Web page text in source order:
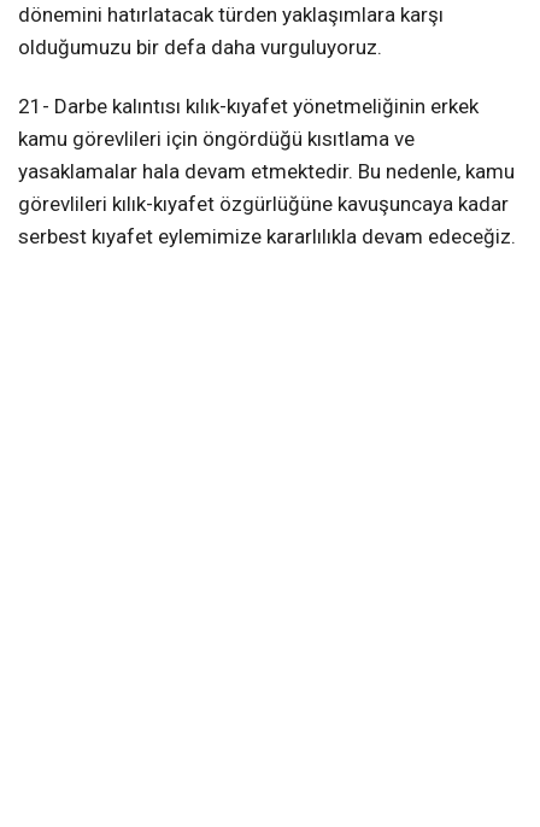
dönemini hatırlatacak türden yaklaşımlara karşı
olduğumuzu bir defa daha vurguluyoruz.
21- Darbe kalıntısı kılık-kıyafet yönetmeliğinin erkek
kamu görevlileri için öngördüğü kısıtlama ve
yasaklamalar hala devam etmektedir. Bu nedenle, kamu
görevlileri kılık-kıyafet özgürlüğüne kavuşuncaya kadar
serbest kıyafet eylemimize kararlılıkla devam edeceğiz.